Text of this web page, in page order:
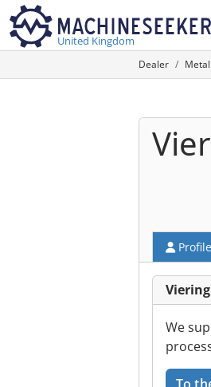
United Kingdom
Dealer
Profile
We